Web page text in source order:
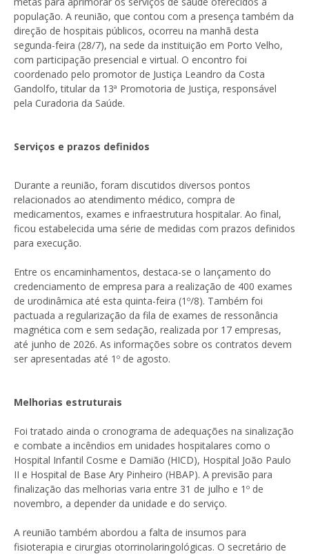
população. A reunião, que contou com a presença também da
direção de hospitais públicos, ocorreu na manhã desta
segunda-feira (28/7), na sede da instituição em Porto Velho,
com participação presencial e virtual. O encontro foi
coordenado pelo promotor de Justiça Leandro da Costa
Gandolfo, titular da 13ª Promotoria de Justiça, responsável
pela Curadoria da Saúde.
Serviços e prazos definidos
Durante a reunião, foram discutidos diversos pontos
relacionados ao atendimento médico, compra de
medicamentos, exames e infraestrutura hospitalar. Ao final,
ficou estabelecida uma série de medidas com prazos definidos
para execução.
Entre os encaminhamentos, destaca-se o lançamento do
credenciamento de empresa para a realização de 400 exames
de urodinâmica até esta quinta-feira (1º/8). Também foi
pactuada a regularização da fila de exames de ressonância
magnética com e sem sedação, realizada por 17 empresas,
até junho de 2026. As informações sobre os contratos devem
ser apresentadas até 1º de agosto.
Melhorias estruturais
Foi tratado ainda o cronograma de adequações na sinalização
e combate a incêndios em unidades hospitalares como o
Hospital Infantil Cosme e Damião (HICD), Hospital João Paulo
II e Hospital de Base Ary Pinheiro (HBAP). A previsão para
finalização das melhorias varia entre 31 de julho e 1º de
novembro, a depender da unidade e do serviço.
A reunião também abordou a falta de insumos para
fisioterapia e cirurgias otorrinolaringológicas. O secretário de